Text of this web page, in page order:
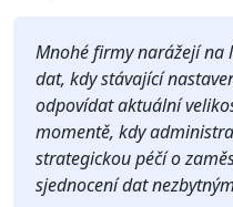
Mnohé firmy narážejí
dat, kdy stávající
odpovídat aktuální
momentě, kdy
strategickou péčí o
sjednocení dat